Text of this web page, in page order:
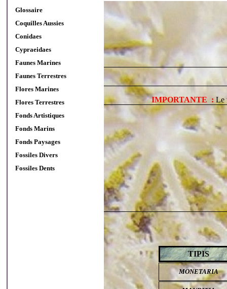
Glossaire
Coquilles Aussies
Conidaes
Cypraeidaes
Faunes Marines
Faunes Terrestres
Flores Marines
Flores Terrestres
Fonds Artistiques
Fonds Marins
Fonds Paysages
Fossiles Divers
Fossiles Dents
IMPORTANTE :Le
TIPIS
MONETARIA